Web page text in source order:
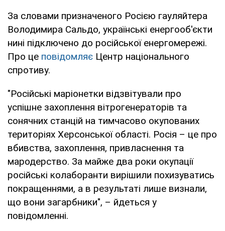
За словами призначеного Росією гауляйтера
Володимира Сальдо, українські енергооб'єкти
нині підключено до російської енергомережі.
Про це повідомляє Центр національного
спротиву.
"Російські маріонетки відзвітували про
успішне захоплення вітрогенераторів та
сонячних станцій на тимчасово окупованих
територіях Херсонської області. Росія – це про
вбивства, захоплення, привласнення та
мародерство. За майже два роки окупації
російські колаборанти вирішили похизуватись
покращеннями, а в результаті лише визнали,
що вони загарбники", – йдеться у
повідомленні.